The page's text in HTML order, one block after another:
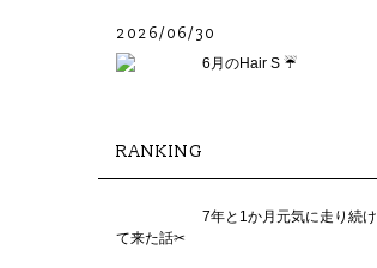
2026/06/30
6月のHair S ☔️
RANKING
7年と1か月元気に走り続け
て来た話✂︎